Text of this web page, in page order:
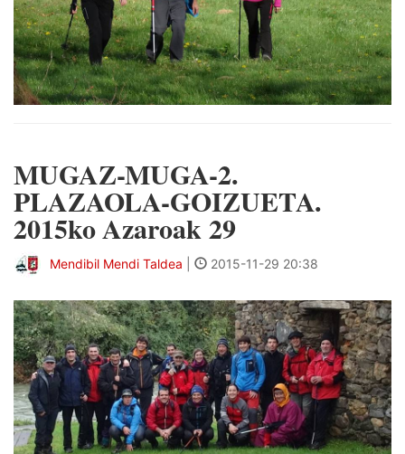
MUGAZ-MUGA-2.
PLAZAOLA-GOIZUETA.
2015ko Azaroak 29
Mendibil Mendi Taldea 2015-11-29 20:38